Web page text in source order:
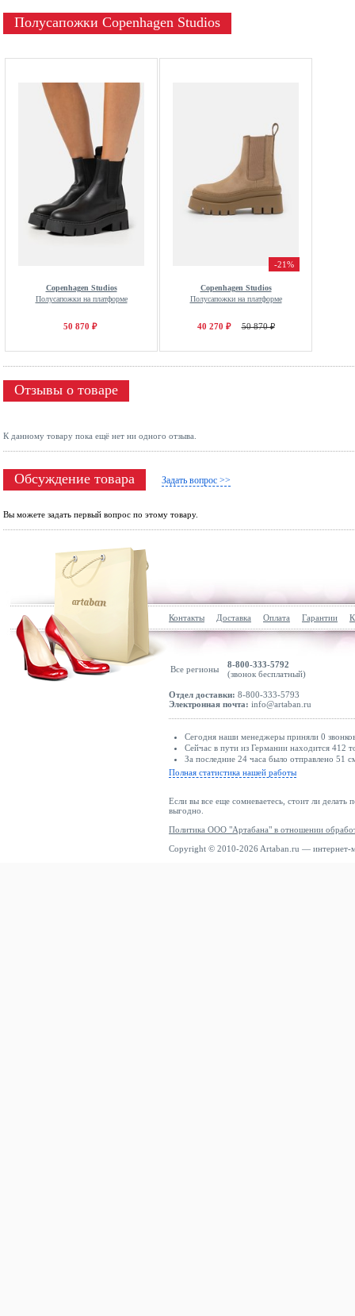
Полусапожки Copenhagen Studios
Copenhagen Studios
Полусапожки на платформе
50 870 ₽
-21%
Copenhagen Studios
Полусапожки на платформе
40 270 ₽ 50 870 ₽
Отзывы о товаре
К данному товару пока ещё нет ни одного отзыва.
Обсуждение товара Задать вопрос >>
Вы можете задать первый вопрос по этому товару.
Контакты Доставка Оплата Гарантии
Все регионы
8-800-333-5792
(звонок бесплатный)
Отдел доставки: 8-800-333-5793
Электронная почта: info@artaban.ru
Сегодня наши менеджеры приняли 0
Сейчас в пути из Германии находится 412
За последние 24 часа было отправлено 51
Полная статистика нашей работы
Если вы все еще сомневаетесь, стоит ли делать
выгодно.
Политика ООО "Артабана" в отношении
Copyright © 2010-2026 Artaban.ru — интернет-